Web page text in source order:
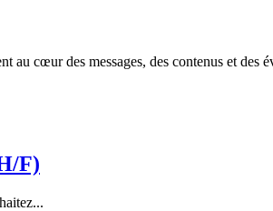
au cœur des messages, des contenus et des
F)